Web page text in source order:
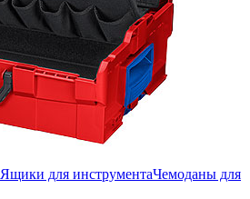
Ящики для инструментаЧемоданы для